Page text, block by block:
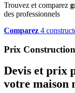
Trouvez et comparez
des professionnels
Comparez 4
Prix
Devis et prix
votre maison